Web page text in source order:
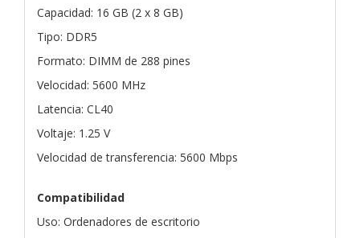
Capacidad: 16 GB (2 x 8 GB)
Tipo: DDR5
Formato: DIMM de 288 pines
Velocidad: 5600 MHz
Latencia: CL40
Voltaje: 1.25 V
Velocidad de transferencia: 5600 Mbps
Compatibilidad
Uso: Ordenadores de escritorio